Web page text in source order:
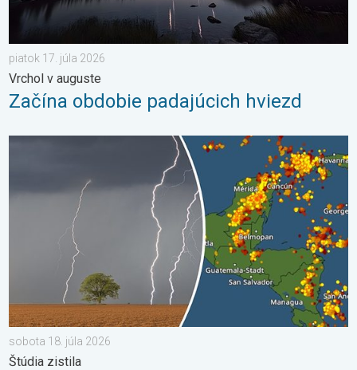
piatok 17. júla 2026
Vrchol v auguste
Začína obdobie padajúcich hviezd
Milióny stromov údermi bleskov hynú. Štúdia zistila. . . sobota
sobota 18. júla 2026
Štúdia zistila